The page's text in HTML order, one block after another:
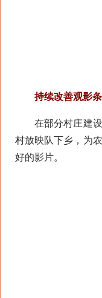
持续改善观影条
在部分村庄建设
村放映队下乡，为
好的影片。